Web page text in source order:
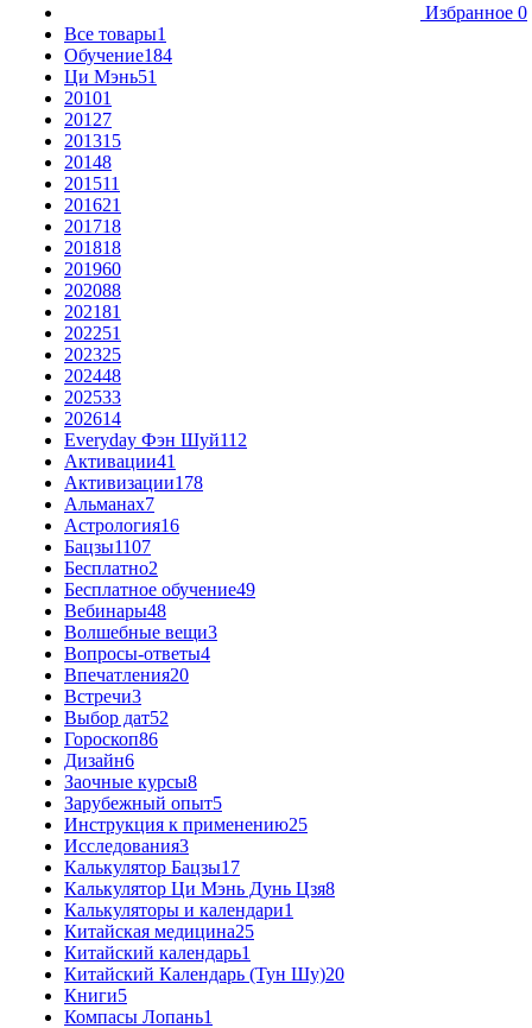
Избранное 0
Все товары1
Обучение184
Ци Мэнь51
20101
20127
201315
20148
201511
201621
201718
201818
201960
202088
202181
202251
202325
202448
202533
202614
Everyday Фэн Шуй112
Активации41
Активизации178
Альманах7
Астрология16
Бацзы1107
Бесплатно2
Бесплатное обучение49
Вебинары48
Волшебные вещи3
Вопросы-ответы4
Впечатления20
Встречи3
Выбор дат52
Гороскоп86
Дизайн6
Заочные курсы8
Зарубежный опыт5
Инструкция к применению25
Исследования3
Калькулятор Бацзы17
Калькулятор Ци Мэнь Дунь Цзя8
Калькуляторы и календари1
Китайская медицина25
Китайский календарь1
Китайский Календарь (Тун Шу)20
Книги5
Компасы Лопань1